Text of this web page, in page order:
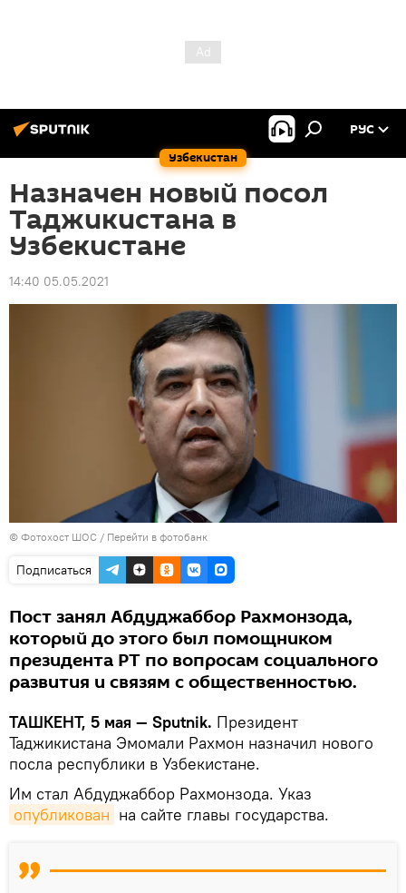
Узбекистан
РУС
Назначен новый посол
Таджикистана в
Узбекистане
14:40 05.05.2021
© Фотохост ШОС / Перейти в фотобанк
Подписаться
Пост занял Абдуджаббор Рахмонзода,
который до этого был помощником
президента РТ по вопросам социального
развития и связям с общественностью.
ТАШКЕНТ, 5 мая — Sputnik. Президент
Таджикистана Эмомали Рахмон назначил нового
посла республики в Узбекистане.
Им стал Абдуджаббор Рахмонзода. Указ
опубликован на сайте главы государства.